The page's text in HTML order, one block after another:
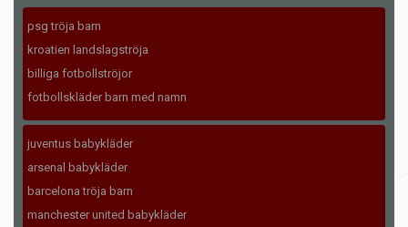
psg tröja barn
kroatien landslagströja
billiga fotbollströjor
fotbollskläder barn med namn
juventus babykläder
arsenal babykläder
barcelona tröja barn
manchester united babykläder